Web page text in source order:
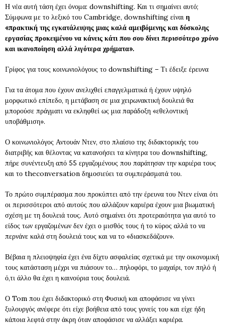
Η νέα αυτή τάση έχει όνομα: downshifting. Και τι σημαίνει αυτό;
Σύμφωνα με το λεξικό του Cambridge, downshifting είναι η
«πρακτική της εγκατάλειψης μιας καλά αμειβόμενης και δύσκολης
εργασίας προκειμένου να κάνεις κάτι που σου δίνει περισσότερο χρόνο
και ικανοποίηση αλλά λιγότερα χρήματα».
Γρίφος για τους κοινωνιολόγους το downshifting – Τι έδειξε έρευνα
Για τα άτομα που έχουν ανελιχθεί επαγγελματικά ή έχουν υψηλό
μορφωτικό επίπεδο, η μετάβαση σε μια χειρωνακτική δουλειά θα
μπορούσε πράγματι να εκληφθεί ως μια παράδοξη «εθελοντική
υποβάθμιση».
Ο κοινωνιολόγος Αντουάν Ντεν, στο πλαίσιο της διδακτορικής του
διατριβής και θέλοντας να κατανοήσει τα κίνητρα του downshifting,
πήρε συνέντευξη από 55 εργαζομένους που παράτησαν την καριέρα τους
και το theconversation δημοσιεύει τα συμπεράσματά του.
Το πρώτο συμπέρασμα που προκύπτει από την έρευνα του Ντεν είναι ότι
οι περισσότεροι από αυτούς που αλλάζουν καριέρα έχουν μια βιωματική
σχέση με τη δουλειά τους. Αυτό σημαίνει ότι προτεραιότητα για αυτό το
είδος των εργαζομένων δεν έχει ο μισθός τους ή το κύρος αλλά το να
περνάνε καλά στη δουλειά τους και να το «διασκεδάζουν».
Βέβαια η πλειοψηφία έχει ένα δίχτυ ασφαλείας σχετικά με την οικονομική
τους κατάσταση μέχρι να πιάσουν το… πηλοφόρι, το μαχαίρι, τον πηλό ή
ό,τι άλλο θα έχει η καινούρια τους δουλειά.
Ο Tom που έχει διδακτορικό στη Φυσική και αποφάσισε να γίνει
ξυλουργός ανέφερε ότι είχε βοήθεια από τους γονείς του και είχε ήδη
κάποια λεφτά στην άκρη όταν αποφάσισε να αλλάξει καριέρα.